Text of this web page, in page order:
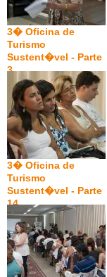
3� Oficina de
Turismo
Sustent�vel - Parte
3
3� Oficina de
Turismo
Sustent�vel - Parte
14